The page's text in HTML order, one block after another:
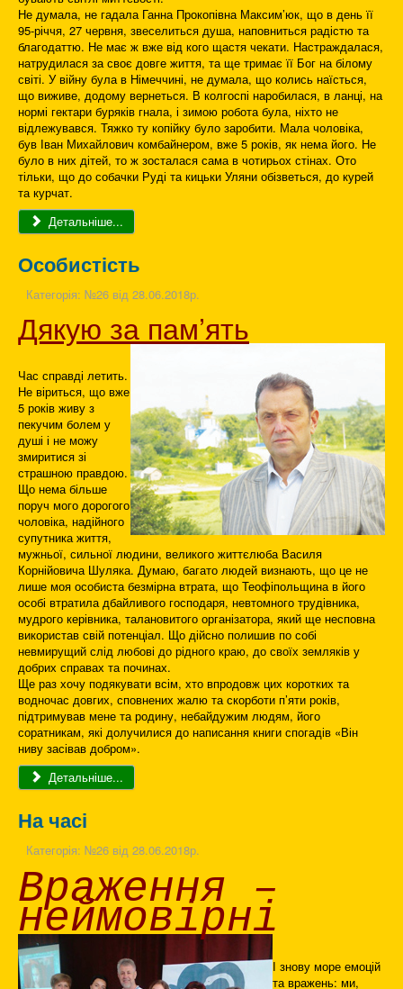
Не думала, не гадала Ганна Прокопівна Максим’юк, що в день її
95-річчя, 27 червня, звеселиться душа, наповниться радістю та
благодаттю. Не має ж вже від кого щастя чекати. Настраждалася,
натрудилася за своє довге життя, та ще тримає її Бог на білому
світі. У війну була в Німеччині, не думала, що колись наїсться,
що виживе, додому вернеться. В колгоспі наробилася, в ланці, на
нормі гектари буряків гнала, і зимою робота була, ніхто не
відлежувався. Тяжко ту копійку було заробити. Мала чоловіка,
був Іван Михайлович комбайнером, вже 5 років, як нема його. Не
було в них дітей, то ж зосталася сама в чотирьох стінах. Ото
тільки, що до собачки Руді та кицьки Уляни обізветься, до курей
та курчат.
Детальніше...
Особистість
Категорія: №26 від 28.06.2018р.
Дякую за пам’ять
Час справді летить.
Не віриться, що вже
5 років живу з
пекучим болем у
душі і не можу
змиритися зі
страшною правдою.
Що нема більше
поруч мого дорогого
чоловіка, надійного
супутника життя,
мужньої, сильної людини, великого життєлюба Василя
Корнійовича Шуляка. Думаю, багато людей визнають, що це не
лише моя особиста безмірна втрата, що Теофіпольщина в його
особі втратила дбайливого господаря, невтомного трудівника,
мудрого керівника, талановитого організатора, який ще несповна
використав свій потенціал. Що дійсно полишив по собі
невмирущий слід любові до рідного краю, до своїх земляків у
добрих справах та починах.
Ще раз хочу подякувати всім, хто впродовж цих коротких та
водночас довгих, сповнених жалю та скорботи п’яти років,
підтримував мене та родину, небайдужим людям, його
соратникам, які долучилися до написання книги спогадів «Він
ниву засівав добром».
Детальніше...
На часі
Категорія: №26 від 28.06.2018р.
Враження –
неймовірні
І знову море емоцій
та вражень: ми,